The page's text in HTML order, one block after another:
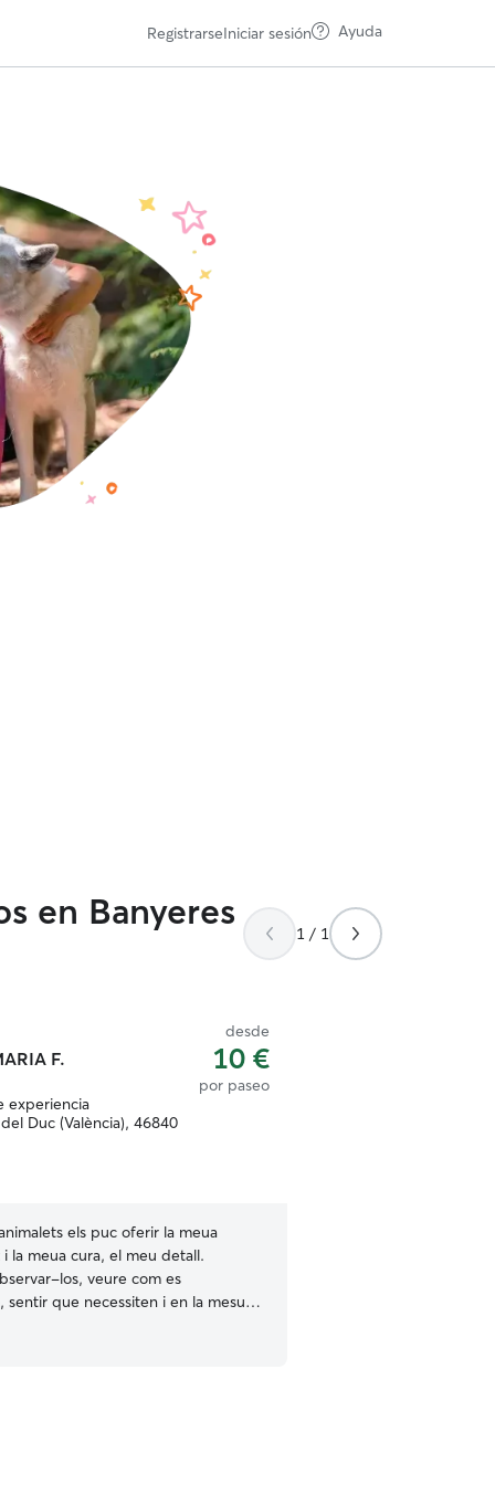
RegistrarseIniciar sesión Ayuda
en Banyeres
1 / 1
F.
desde
10 €
por paseo
experiencia
Duc (València), 46840
els puc oferir la meua
la meua cura, el meu detall.
sentir que necessiten i en la mesura
d'ells i ens ajuden a
persones. Actualment estic
camí professional/laboral y